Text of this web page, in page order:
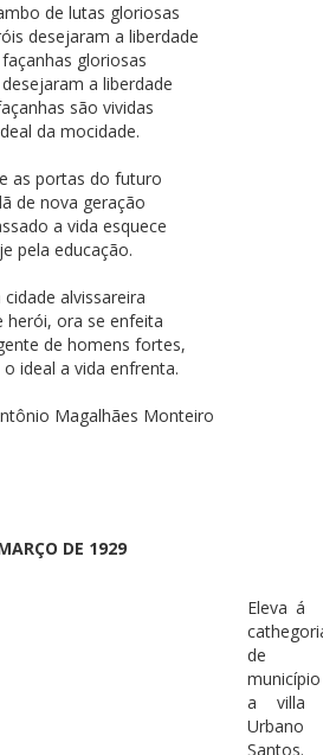
de lutas gloriosas
desejaram a liberdade
gloriosas
a liberdade
são vividas
da mocidade.
as portas do futuro
de nova geração
a vida esquece
pela educação.
cidade alvissareira
herói, ora se enfeita
de homens fortes,
ideal a vida enfrenta.
Magalhães Monteiro
DE 1929
Eleva á
de
município
a villa
Urbano
Santos.